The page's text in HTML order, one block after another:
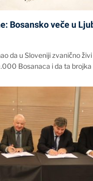
Bosansko veče u
da u Sloveniji zvanično
Bosanaca i da ta